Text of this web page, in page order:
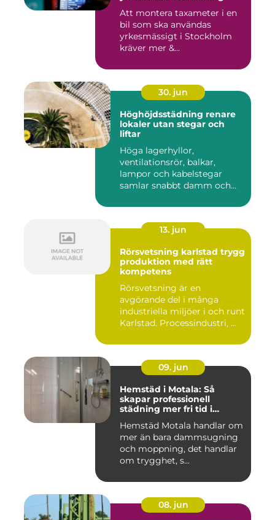
Att montera taxameter i en
bil som ska användas
yrkesmässigt i Stockholm
kräver mer &...
30. jun
Höghöjdsstädning renare
lokaler utan stegar och
liftar
Höga lagerhyllor,
ventilationsrör, balkar,
lampor och kabelstegar
samlar snabbt damm och
13. jun
Rörsvetsning karlstad trygg
produktion med rätt
kompetens
Rörsvetsning är en
avgörande del i många
industriella miljöer i och runt
Karlstad. Processindustri, ...
09. jun
Hemstäd i Motala: Så
skapar professionell
städning mer fri tid i
Hemstäd Motala handlar om
mer än bara dammsugning
och moppning, det handlar
om trygghet, s...
08. jun